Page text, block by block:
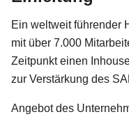
Ein weltweit führender
mit über 7.000
Zeitpunkt einen
zur Verstärkung des
Angebot des